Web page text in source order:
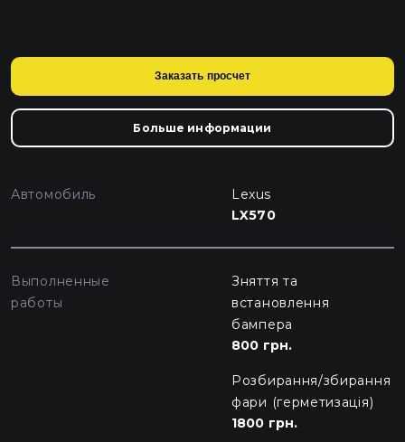
Заказать просчет
Больше информации
Автомобиль
Lexus
LX570
Выполненные
работы
Зняття та
встановлення
бампера
800 грн.
Розбирання/збирання
фари (герметизація)
1800 грн.